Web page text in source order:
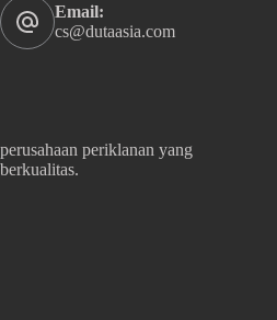
Email:
cs@dutaasia.com
periklanan yang